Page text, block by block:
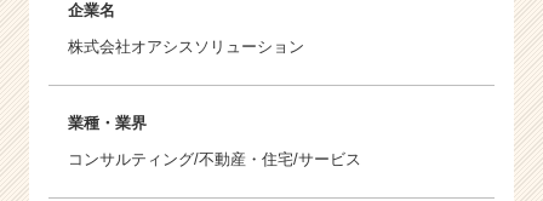
企業名
株式会社オアシスソリューション
業種・業界
コンサルティング/不動産・住宅/サービス